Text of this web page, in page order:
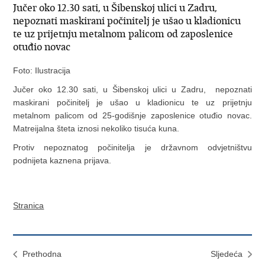
Jučer oko 12.30 sati, u Šibenskoj ulici u Zadru,
nepoznati maskirani počinitelj je ušao u kladionicu
te uz prijetnju metalnom palicom od zaposlenice
otuđio novac
Foto: Ilustracija
Jučer oko 12.30 sati, u Šibenskoj ulici u Zadru, nepoznati
maskirani počinitelj je ušao u kladionicu te uz prijetnju
metalnom palicom od 25-godišnje zaposlenice otuđio novac.
Matreijalna šteta iznosi nekoliko tisuća kuna.
Protiv nepoznatog počinitelja je državnom odvjetništvu
podnijeta kaznena prijava.
Stranica
Prethodna
Sljedeća